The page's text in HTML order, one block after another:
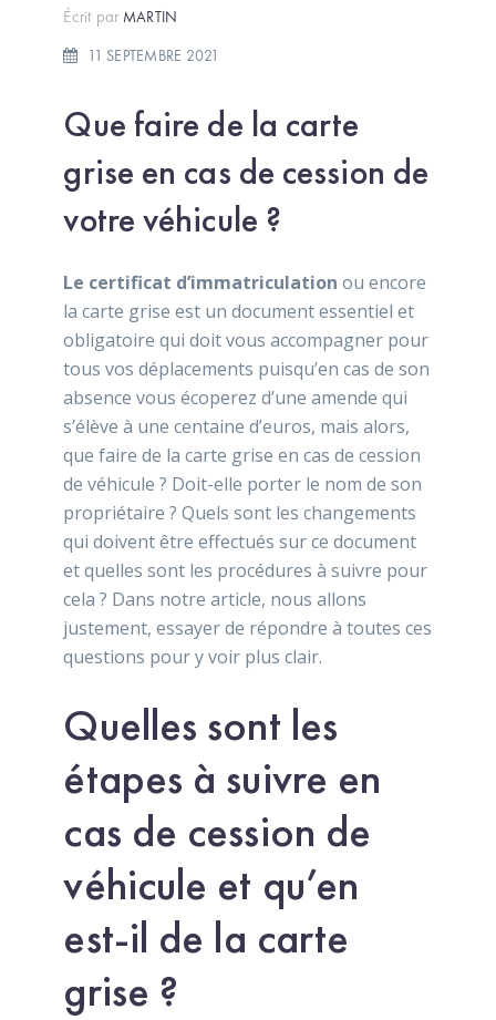
Écrit par MARTIN
11 SEPTEMBRE 2021
Que faire de la carte
grise en cas de cession de
votre véhicule ?
Le certificat d’immatriculation ou encore
la carte grise est un document essentiel et
obligatoire qui doit vous accompagner pour
tous vos déplacements puisqu’en cas de son
absence vous écoperez d’une amende qui
s’élève à une centaine d’euros, mais alors,
que faire de la carte grise en cas de cession
de véhicule ? Doit-elle porter le nom de son
propriétaire ? Quels sont les changements
qui doivent être effectués sur ce document
et quelles sont les procédures à suivre pour
cela ? Dans notre article, nous allons
justement, essayer de répondre à toutes ces
questions pour y voir plus clair.
Quelles sont les
étapes à suivre en
cas de cession de
véhicule et qu’en
est-il de la carte
grise ?